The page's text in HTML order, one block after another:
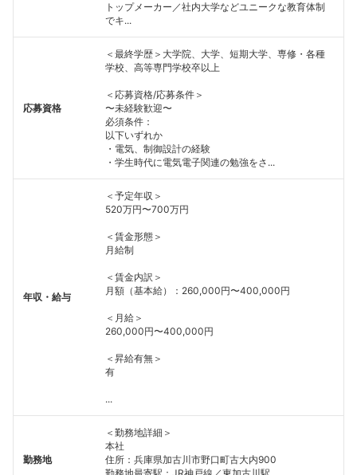
トップメーカー／社内大学などユニークな教育体制
でキ...
応募資格
＜最終学歴＞大学院、大学、短期大学、専修・各種
学校、高等専門学校卒以上
＜応募資格/応募条件＞
〜未経験歓迎〜
必須条件：
以下いずれか
・電気、制御設計の経験
・学生時代に電気電子関連の勉強をさ...
年収・給与
＜予定年収＞
520万円〜700万円
＜賃金形態＞
月給制
＜賃金内訳＞
月額（基本給）：260,000円〜400,000円
＜月給＞
260,000円〜400,000円
＜昇給有無＞
有
...
勤務地
＜勤務地詳細＞
本社
住所：兵庫県加古川市野口町古大内900